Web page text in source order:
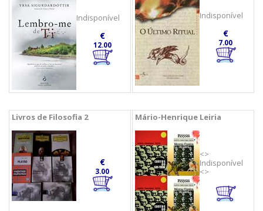
Indisponível
€
12.00
Indisponível
€
7.00
Livros de Filosofia 2
€
3.00
Mário-Henrique Leiria
<>
Indisponível
<>